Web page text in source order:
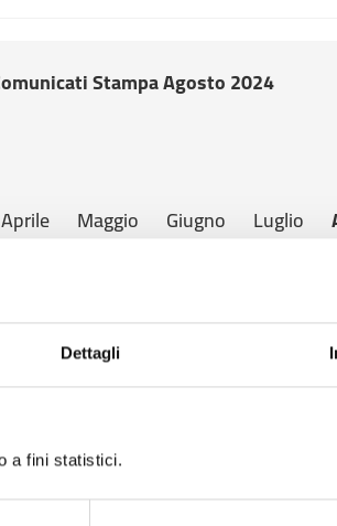
Dettagli
a fini statistici.
Stampa Agosto 2024
Aprile Maggio Giugno Luglio